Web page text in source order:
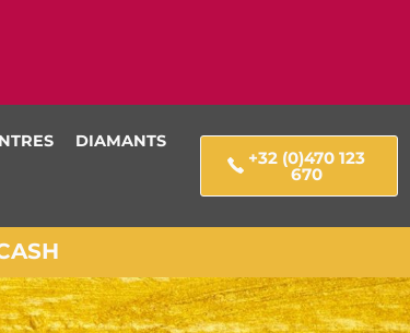
DIAMANTS
+32 (0)470 123
670